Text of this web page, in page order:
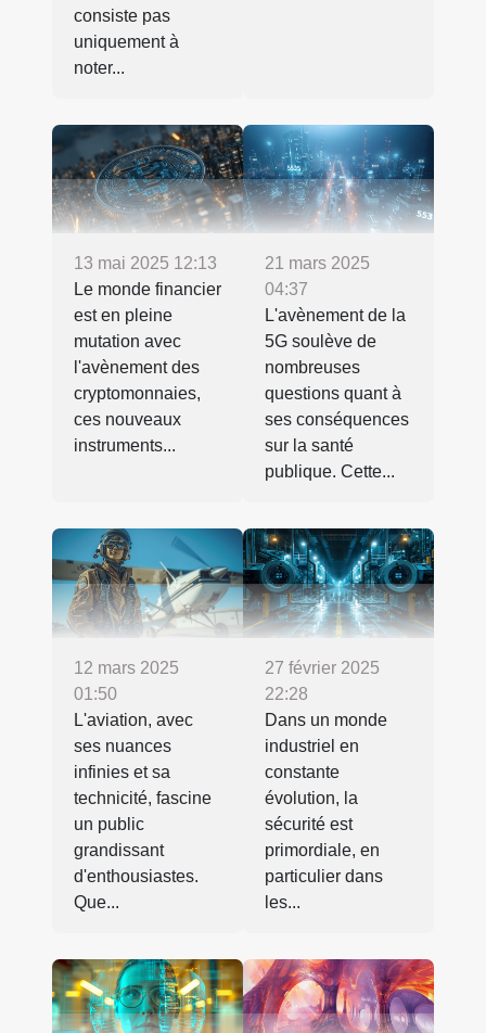
consiste pas
uniquement à
noter...
13 mai 2025 12:13
Le monde financier
est en pleine
mutation avec
l'avènement des
cryptomonnaies,
ces nouveaux
instruments...
21 mars 2025
04:37
L'avènement de la
5G soulève de
nombreuses
questions quant à
ses conséquences
sur la santé
publique. Cette...
12 mars 2025
01:50
L'aviation, avec
ses nuances
infinies et sa
technicité, fascine
un public
grandissant
d'enthousiastes.
Que...
27 février 2025
22:28
Dans un monde
industriel en
constante
évolution, la
sécurité est
primordiale, en
particulier dans
les...